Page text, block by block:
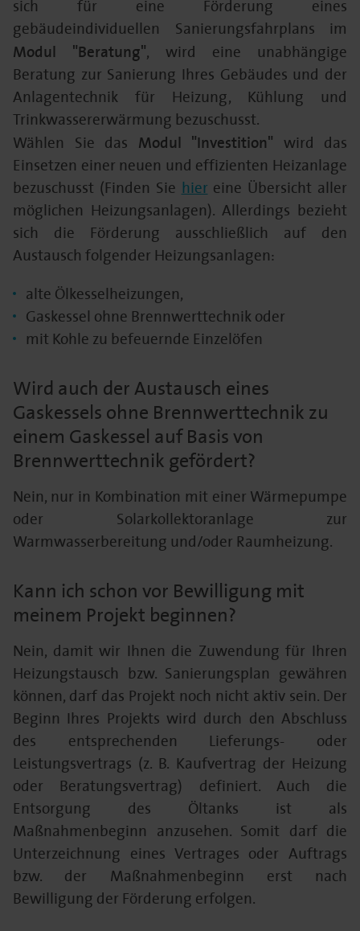
sich für eine Förderung eines
gebäudeindividuellen Sanierungsfahrplans im
Modul "Beratung", wird eine unabhängige
Beratung zur Sanierung Ihres Gebäudes und der
Anlagentechnik für Heizung, Kühlung und
Trinkwassererwärmung bezuschusst.
Wählen Sie das Modul "Investition" wird das
Einsetzen einer neuen und effizienten Heizanlage
bezuschusst (Finden Siehiereine Übersicht aller
möglichen Heizungsanlagen). Allerdings bezieht
sich die Förderung ausschließlich auf den
Austausch folgender Heizungsanlagen:
alte Ölkesselheizungen,
Gaskessel ohne Brennwerttechnik oder
mit Kohle zu befeuernde Einzelöfen
Wird auch der Austausch eines
Gaskessels ohne Brennwerttechnik zu
einem Gaskessel auf Basis von
Brennwerttechnik gefördert?
Nein, nur in Kombination mit einer Wärmepumpe
oder Solarkollektoranlage zur
Warmwasserbereitung und/oder Raumheizung.
Kann ich schon vor Bewilligung mit
meinem Projekt beginnen?
Nein, damit wir Ihnen die Zuwendung für Ihren
Heizungstausch bzw. Sanierungsplan gewähren
können, darf das Projekt noch nicht aktiv sein. Der
Beginn Ihres Projekts wird durch den Abschluss
des entsprechenden Lieferungs- oder
Leistungsvertrags (z. B. Kaufvertrag der Heizung
oder Beratungsvertrag) definiert. Auch die
Entsorgung des Öltanks ist als
Maßnahmenbeginn anzusehen. Somit darf die
Unterzeichnung eines Vertrages oder Auftrags
bzw. der Maßnahmenbeginn erst nach
Bewilligung der Förderung erfolgen.